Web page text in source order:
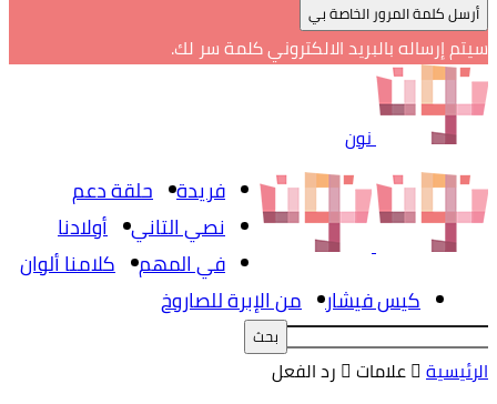
سيتم إرساله بالبريد الالكتروني كلمة سر لك.
نون
فريدة
حلقة دعم
نصي التاني
أولادنا
في المهم
كلامنا ألوان
كيس فيشار
من الإبرة للصاروخ
الرئيسية علامات رد الفعل